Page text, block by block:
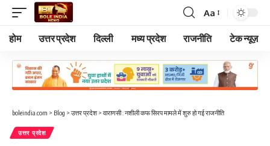
Font
Resizer
Aa
होम उत्तर प्रदेश दिल्ली मध्य प्रदेश राजनीति टेक न्यूज़
boleindia.com > Blog > उत्तर प्रदेश> वाराणसी : नशीली कफ सिरप मामले में शुरु हो गई राजनीति
उत्तर प्रदेश